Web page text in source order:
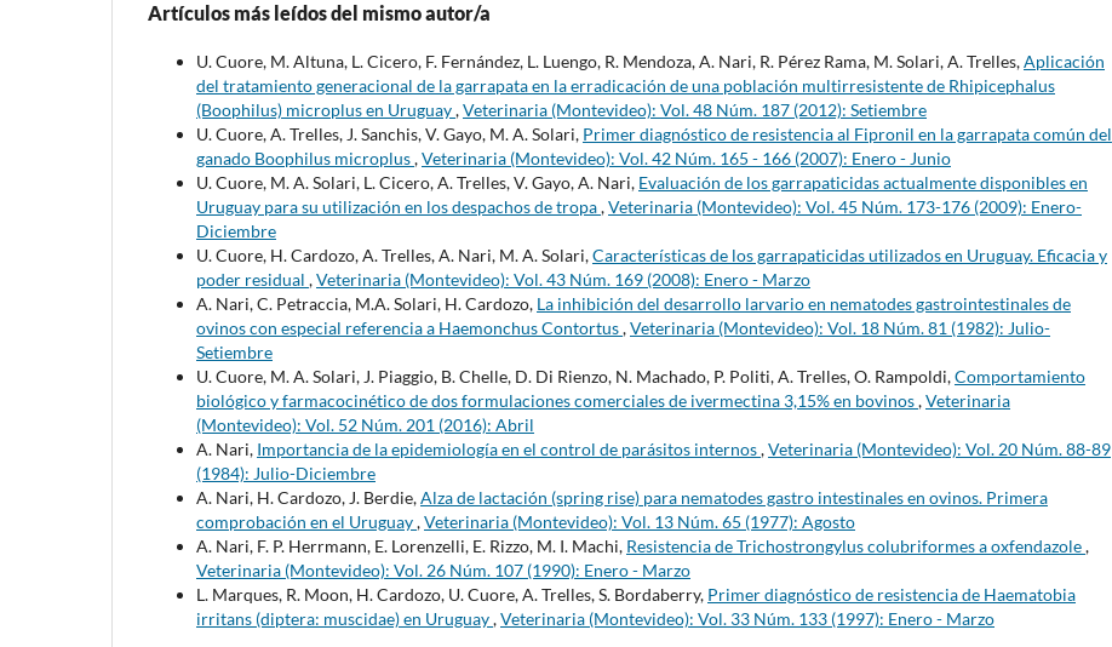
Artículos más leídos del mismo autor/a
U. Cuore, M. Altuna, L. Cicero, F. Fernández, L. Luengo, R. Mendoza, A. Nari, R. Pérez Rama, M. Solari, A. Trelles,Aplicación
del tratamiento generacional de la garrapata en la erradicación de una población multirresistente de Rhipicephalus
(Boophilus) microplus en Uruguay,Veterinaria (Montevideo): Vol. 48 Núm. 187 (2012): Setiembre
U. Cuore, A. Trelles, J. Sanchis, V. Gayo, M. A. Solari, Primer diagnóstico de resistencia al Fipronil en la garrapata común del
ganado Boophilus microplus,Veterinaria (Montevideo): Vol. 42 Núm. 165 - 166 (2007): Enero - Junio
U. Cuore, M. A. Solari, L. Cicero, A. Trelles, V. Gayo, A. Nari, Evaluación de los garrapaticidas actualmente disponibles en
Uruguay para su utilización en los despachos de tropa,Veterinaria (Montevideo): Vol. 45 Núm. 173-176 (2009): Enero-
Diciembre
U. Cuore, H. Cardozo, A. Trelles, A. Nari, M. A. Solari,Características de los garrapaticidas utilizados en Uruguay. Eficacia y
poder residual ,Veterinaria (Montevideo): Vol. 43 Núm. 169 (2008): Enero - Marzo
A. Nari, C. Petraccia, M.A. Solari, H. Cardozo, La inhibición del desarrollo larvario en nematodes gastrointestinales de
ovinos con especial referencia a Haemonchus Contortus,Veterinaria (Montevideo): Vol. 18 Núm. 81 (1982): Julio-
Setiembre
U. Cuore, M. A. Solari, J. Piaggio, B. Chelle, D. Di Rienzo, N. Machado, P. Politi, A. Trelles, O. Rampoldi,Comportamiento
biológico y farmacocinético de dos formulaciones comerciales de ivermectina 3,15% en bovinos,Veterinaria
(Montevideo): Vol. 52 Núm. 201 (2016): Abril
A. Nari, Importancia de la epidemiología en el control de parásitos internos,Veterinaria (Montevideo): Vol. 20 Núm. 88-89
(1984): Julio-Diciembre
A. Nari, H. Cardozo, J. Berdie,Alza de lactación (spring rise) para nematodes gastro intestinales en ovinos. Primera
comprobación en el Uruguay,Veterinaria (Montevideo): Vol. 13 Núm. 65 (1977): Agosto
A. Nari, F. P. Herrmann, E. Lorenzelli, E. Rizzo, M. I. Machi, Resistencia de Trichostrongylus colubriformes a oxfendazole,
Veterinaria (Montevideo): Vol. 26 Núm. 107 (1990): Enero - Marzo
L. Marques, R. Moon, H. Cardozo, U. Cuore, A. Trelles, S. Bordaberry, Primer diagnóstico de resistencia de Haematobia
irritans (diptera: muscidae) en Uruguay,Veterinaria (Montevideo): Vol. 33 Núm. 133 (1997): Enero - Marzo